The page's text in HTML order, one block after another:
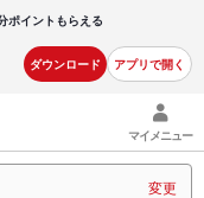
ポイントもらえる
ダウンロード アプリで開く
マイメニュー
変更